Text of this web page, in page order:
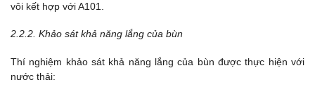
vôi kết hợp với A101.
2.2.2. Khảo sát khả năng lắng của bùn
Thí nghiệm khảo sát khả năng lắng của bùn được thực hiện với
nước thải: